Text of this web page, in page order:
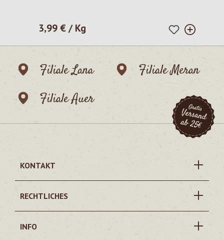
Regulärer Preis:
3,99 € / Kg
Filiale Lana
Filiale Meran
Filiale Auer
KONTAKT
RECHTLICHES
INFO